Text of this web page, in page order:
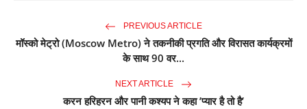
PREVIOUS ARTICLE
मॉस्को मेट्रो (Moscow Metro) ने तकनीकी प्रगति और विरासत कार्यक्रमों
के साथ 90 वर...
NEXT ARTICLE
करन हरिहरन और पानी कश्यप ने कहा ’प्यार है तो है’